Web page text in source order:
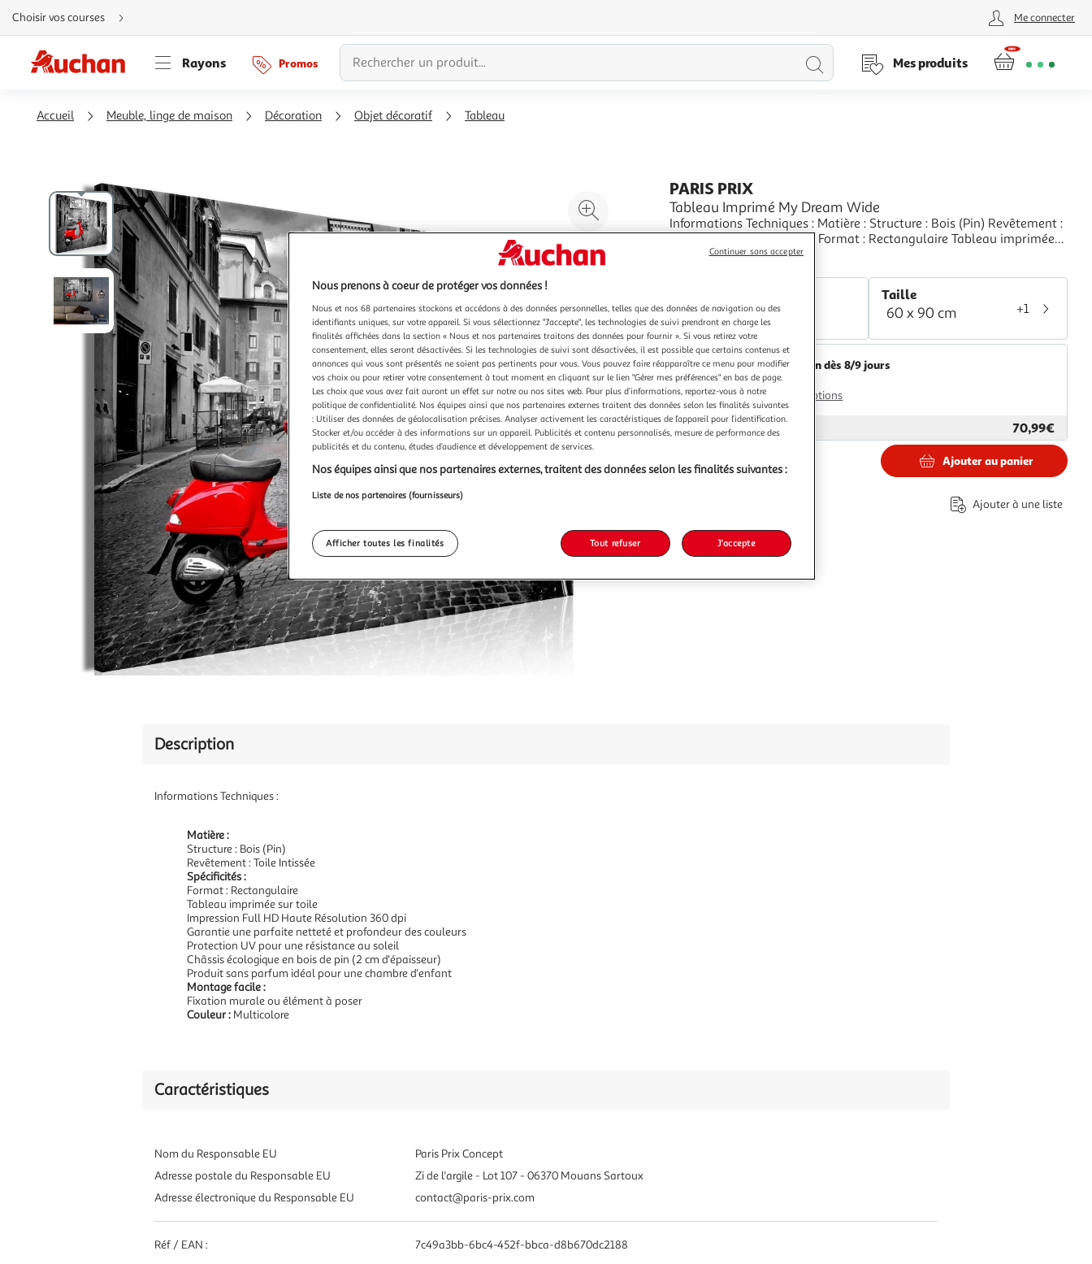
Aller
directement
au
Aller
directement
à
Aller
directement
rubrique
Choisir vos courses Me connecter
Rayons Promos
Lancer
Mes produits
Accueil Meuble, linge de maison Décoration Objet décoratif Tableau
Agrandir
l'illustration
à
200%
Réduire
l'illustration
100
%
le
produit
PARIS PRIX
Tableau Imprimé My Dream Wide
Informations Techniques : Matière : Structure : Bois (Pin) Revêtement :
Toile Intissée Spécificités : Format : Rectangulaire Tableau imprimée
sur toile Impression Full HD Haute Résolution 360 dpi Garantie une
En savoir +
Multicolore
Taille
60 x 90 cm +1
Livraison dès 8/9 jours
8,99€
Plus d'options
Vendu parParis Prix 70,99€
70,99€
Ajouter au panier
Ajouter à une liste
Description
Informations Techniques :
Matière :
Structure : Bois (Pin)
Revêtement : Toile Intissée
Spécificités :
Format : Rectangulaire
Tableau imprimée sur toile
Impression Full HD Haute Résolution 360 dpi
Garantie une parfaite netteté et profondeur des couleurs
Protection UV pour une résistance au soleil
Châssis écologique en bois de pin (2 cm d'épaisseur)
Produit sans parfum idéal pour une chambre d'enfant
Montage facile :
Fixation murale ou élément à poser
Couleur : Multicolore
Caractéristiques
Nom du Responsable EU
Paris Prix Concept
Adresse postale du Responsable EU
Zi de l'argile - Lot 107 - 06370 Mouans Sartoux
Adresse électronique du Responsable EU
contact@paris-prix.com
Réf / EAN : 7c49a3bb-6bc4-452f-bbca-d8b670dc2188
Nous prenons à coeur de protéger vos données !
Nous et nos 68 partenaires stockons et accédons à des données personnelles, telles que des données de navigation ou des
identifiants uniques, sur votre appareil. Si vous sélectionnez "J'accepte", les technologies de suivi prendront en charge les
finalités affichées dans la section « Nous et nos partenaires traitons des données pour fournir ». Si vous retirez votre
consentement, elles seront désactivées. Si les technologies de suivi sont désactivées, il est possible que certains contenus et
annonces qui vous sont présentés ne soient pas pertinents pour vous. Vous pouvez faire réapparaître ce menu pour modifier
vos choix ou pour retirer votre consentement à tout moment en cliquant sur le lien "Gérer mes préférences" en bas de page.
Les choix que vous avez fait auront un effet sur notre ou nos sites web. Pour plus d’informations, reportez-vous à notre
politique de confidentialité. Nos équipes ainsi que nos partenaires externes traitent des données selon les finalités suivantes
: Utiliser des données de géolocalisation précises. Analyser activement les caractéristiques de l’appareil pour l’identification.
Stocker et/ou accéder à des informations sur un appareil. Publicités et contenu personnalisés, mesure de performance des
publicités et du contenu, études d’audience et développement de services.
Nos équipes ainsi que nos partenaires externes, traitent des données selon les finalités suivantes :
Liste de nos partenaires (fournisseurs)
Afficher toutes les finalités Tout refuser J'accepte
Continuer sans accepter